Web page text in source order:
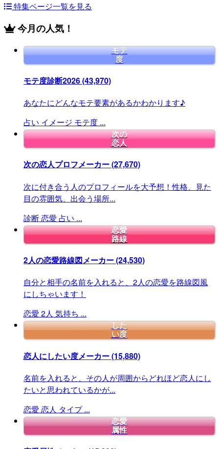
特集ページ一覧を見る
今月の人気！
モテ
度
モテ度診断2026(43,970)
あなたにどんなモテ要素があるかわかります♪
占い イメージ モテ度 ...
次の
恋人
次の恋人プロフメーカー(27,670)
次に付き合う人のプロフィールを大予想！性格、見た
目の雰囲気、出会う場所...
診断恋愛 占い ...
恋愛
路線
2人の恋愛路線図メーカー(24,530)
自分と相手の名前を入れると、2人の恋愛を路線図風
にしちゃいます！
恋愛 2人 気持ち ...
した
い度
恋人にしたい度メーカー(15,880)
名前を入れると、その人が周囲からどれほど恋人にし
たいと思われているかが...
恋愛 恋人 タイプ ...
恋愛
属性